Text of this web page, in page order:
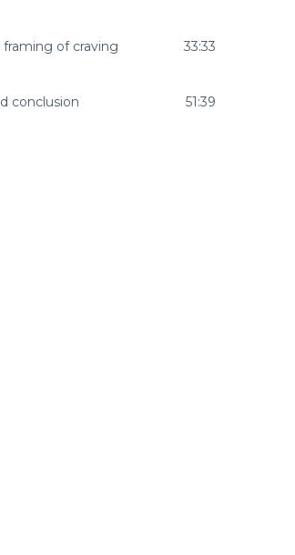
of craving 33:33
conclusion 51:39